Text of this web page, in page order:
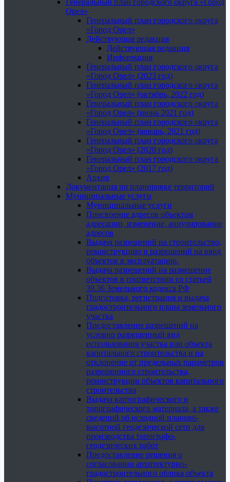
Генеральный план городского округа «Город
Орел»
Генеральный план городского округа
«Город Орел»
Действующая редакция
Действующая редакция
Информация
Генеральный план городского округа
«Город Орел» (2023 год)
Генеральный план городского округа
«Город Орел» (октябрь, 2022 год)
Генеральный план городского округа
«Город Орел» (июнь 2021 год)
Генеральный план городского округа
«Город Орел» (январь, 2021 год)
Генеральный план городского округа
«Город Орел» (2020 год)
Генеральный план городского округа
«Город Орел» (2017 год)
Архив
Документация по планировке территорий
Муниципальные услуги
Муниципальные услуги
Присвоение адресов объектам
адресации, изменение, аннулирование
адресов
Выдача разрешений на строительство,
реконструкцию и разрешений на ввод
объектов в эксплуатацию.
Выдача разрешений на размещение
объектов в соответствии со статьей
39.36 Земельного кодекса РФ
Подготовка, регистрация и выдача
градостроительного плана земельного
участка
Предоставление разрешений на
условно разрешенный вид
использования участка или объекта
капитального строительства и на
отклонение от предельных параметров
разрешенного строительства,
реконструкции объектов капитального
строительства
Выдача картографического и
топографического материала, а также
сведений об исходной планово-
высотной геодезической сети для
производства топографо-
геодезических работ
Предоставление решения о
согласовании архитектурно-
градостроительного облика объекта